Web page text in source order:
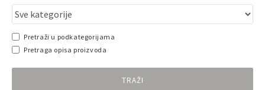
Pretraži u podkategorijama
Pretraga opisa proizvoda
TRAŽI